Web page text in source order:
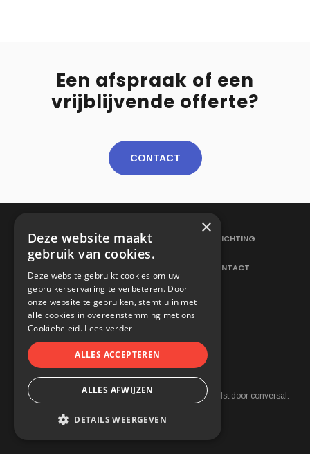
Een afspraak of een
vrijblijvende offerte?
CONTACT
ELEKTRICITEITSWERKEN VERLICHTING
CONTACT
2021 © Neetens. All rights reserved. webdesign in aalstdoor conversal.
×
Deze website maakt
gebruik van cookies.
Deze website gebruikt cookies om uw
gebruikerservaring te verbeteren. Door
onze website te gebruiken, stemt u in met
alle cookies in overeenstemming met ons
Cookiebeleid. Lees verder
ALLES ACCEPTEREN
ALLES AFWIJZEN
DETAILS WEERGEVEN
STRIKT NOODZAKELIJK